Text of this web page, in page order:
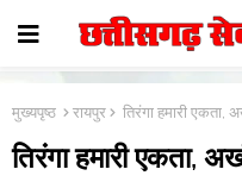
मुख्यपृष्ठ रायपुर तिरंगा हमारी
तिरंगा हमारी एकता,